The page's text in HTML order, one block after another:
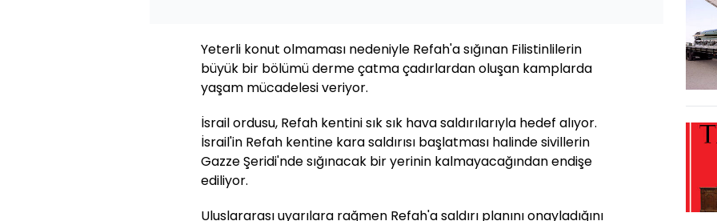
Yeterli konut olmaması nedeniyle Refah'a sığınan Filistinlilerin
büyük bir bölümü derme çatma çadırlardan oluşan kamplarda
yaşam mücadelesi veriyor.
İsrail ordusu, Refah kentini sık sık hava saldırılarıyla hedef alıyor.
İsrail'in Refah kentine kara saldırısı başlatması halinde sivillerin
Gazze Şeridi'nde sığınacak bir yerinin kalmayacağından endişe
ediliyor.
Uluslararası uyarılara rağmen Refah'a saldırı planını onayladığını